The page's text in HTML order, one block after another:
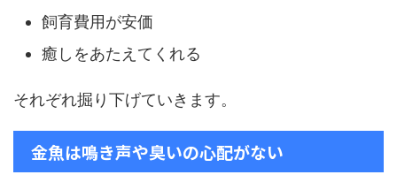
飼育費用が安価
癒しをあたえてくれる
それぞれ掘り下げていきます。
金魚は鳴き声や臭いの心配がない